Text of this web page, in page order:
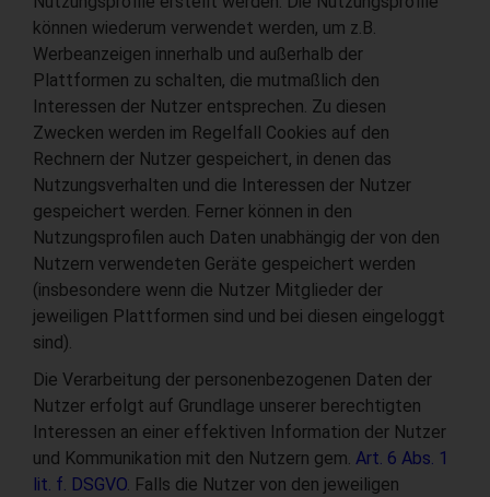
können wiederum verwendet werden, um z.B.
Werbeanzeigen innerhalb und außerhalb der
Plattformen zu schalten, die mutmaßlich den
Interessen der Nutzer entsprechen. Zu diesen
Zwecken werden im Regelfall Cookies auf den
Rechnern der Nutzer gespeichert, in denen das
Nutzungsverhalten und die Interessen der Nutzer
gespeichert werden. Ferner können in den
Nutzungsprofilen auch Daten unabhängig der von den
Nutzern verwendeten Geräte gespeichert werden
(insbesondere wenn die Nutzer Mitglieder der
jeweiligen Plattformen sind und bei diesen eingeloggt
sind).
Die Verarbeitung der personenbezogenen Daten der
Nutzer erfolgt auf Grundlage unserer berechtigten
Interessen an einer effektiven Information der Nutzer
und Kommunikation mit den Nutzern gem. Art. 6 Abs. 1
lit. f. DSGVO. Falls die Nutzer von den jeweiligen